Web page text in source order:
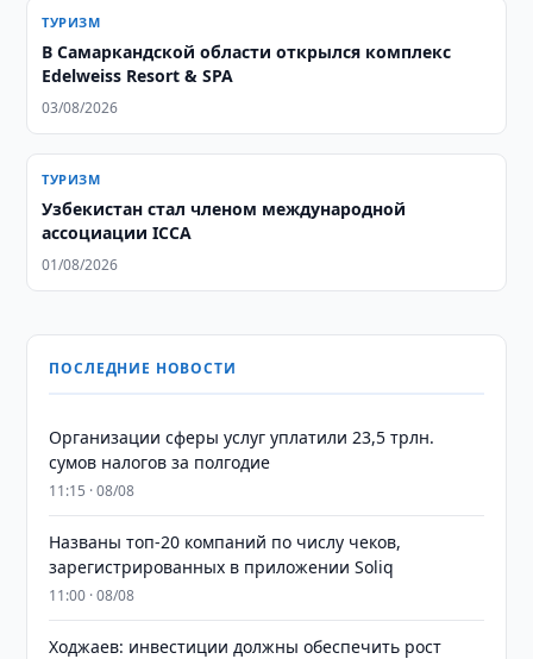
ТУРИЗМ
В Самаркандской области открылся комплекс
Edelweiss Resort & SPA
03/08/2026
ТУРИЗМ
Узбекистан стал членом международной
ассоциации ICCA
01/08/2026
ПОСЛЕДНИЕ НОВОСТИ
Организации сферы услуг уплатили 23,5 трлн.
сумов налогов за полгодие
11:15 · 08/08
Названы топ-20 компаний по числу чеков,
зарегистрированных в приложении Soliq
11:00 · 08/08
Ходжаев: инвестиции должны обеспечить рост